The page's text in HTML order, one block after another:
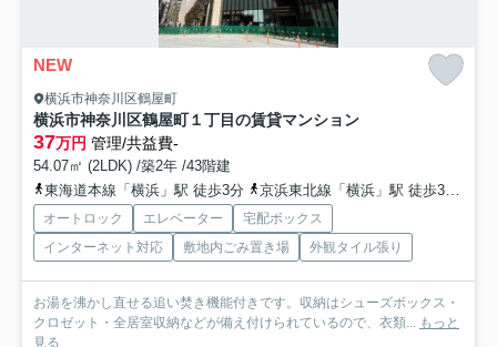
NEW
横浜市神奈川区鶴屋町
横浜市神奈川区鶴屋町１丁目の賃貸マンション
37万円 管理/共益費-
54.07㎡ (2LDK) /築2年 /43階建
東海道本線「横浜」駅 徒歩3分
京浜東北線「横浜」駅 徒歩3分
オートロック エレベーター
宅配ボックス
インターネット対応
敷地内ごみ置き場 外観タイル張り
お湯を沸かし直せる追い焚き機能付きです。収納はシューズボックス・
クロゼット・全居室収納などが備え付けられているので、衣類...
もっと
見る